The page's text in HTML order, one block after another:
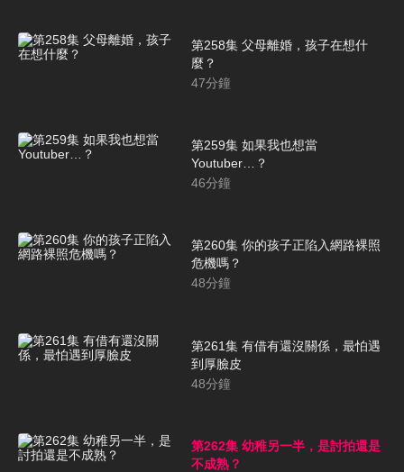
第258集 父母離婚，孩子在想什
麼？
47分鐘
第259集 如果我也想當
Youtuber…？
46分鐘
第260集 你的孩子正陷入網路裸照
危機嗎？
48分鐘
第261集 有借有還沒關係，最怕遇
到厚臉皮
48分鐘
第262集 幼稚另一半，是討拍還是
不成熟？